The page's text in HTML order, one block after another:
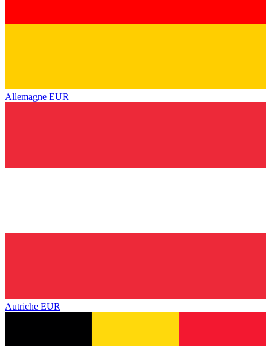
Allemagne EUR
Autriche EUR